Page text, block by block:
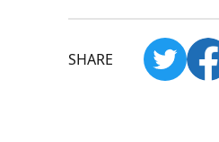
SHARE